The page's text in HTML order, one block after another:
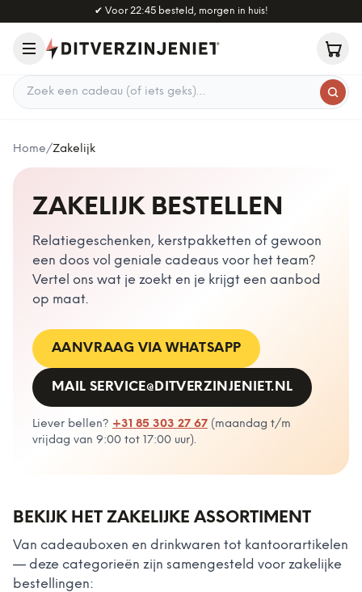
Naar hoofdinhoud
✔ Voor 22:45 besteld, morgen in huis!
Zoek een cadeau
Home/Zakelijk
ZAKELIJK BESTELLEN
Relatiegeschenken, kerstpakketten of gewoon
een doos vol geniale cadeaus voor het team?
Vertel ons wat je zoekt en je krijgt een aanbod
op maat.
AANVRAAG VIA WHATSAPP
MAIL SERVICE@DITVERZINJENIET.NL
Liever bellen? +31 85 303 27 67 ( maandag t/m
vrijdag van 9:00 tot 17:00 uur).
BEKIJK HET ZAKELIJKE ASSORTIMENT
Van cadeauboxen en drinkwaren tot kantoorartikelen
— deze categorieën zijn samengesteld voor zakelijke
bestellingen: